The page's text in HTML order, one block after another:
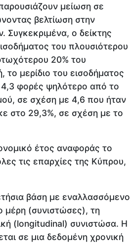
μείωση σε
βελτίωση στην
Συγκεκριμένα, ο δείκτης
του πλουσιότερου
20% του
μερίδιο του εισοδήματος
φορές ψηλότερο από το
σε σχέση με 4,6 που ήταν
στο 29,3%, σε σχέση με το
έτος αναφοράς το
τις επαρχίες της Κύπρου,
βάση με εναλλασσόμενο
μέρη (συνιστώσες), τη
(longitudinal) συνιστώσα. Η
σε μια δεδομένη χρονική